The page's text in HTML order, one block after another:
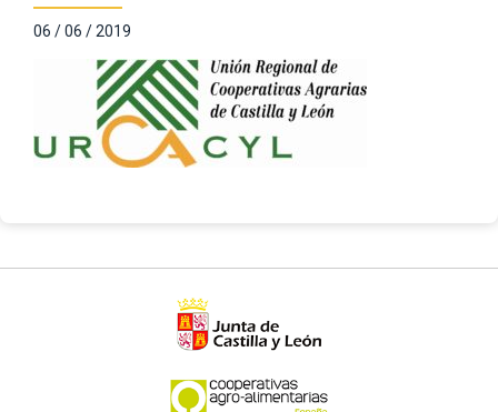
06 / 06 / 2019